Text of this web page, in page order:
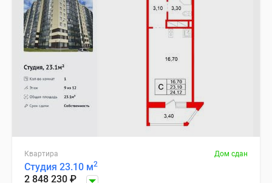
Квартира Дом сдан
Студия 23.10 м2
2 848 230 ₽